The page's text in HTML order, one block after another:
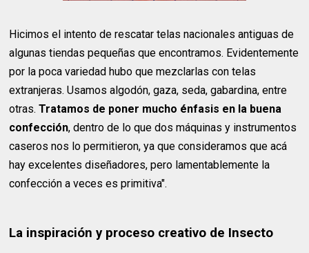
Hicimos el intento de rescatar telas nacionales antiguas de
algunas tiendas pequeñas que encontramos. Evidentemente
por la poca variedad hubo que mezclarlas con telas
extranjeras. Usamos algodón, gaza, seda, gabardina, entre
otras.Tratamos de poner mucho énfasis en la buena
confección, dentro de lo que dos máquinas y instrumentos
caseros nos lo permitieron, ya que consideramos que acá
hay excelentes diseñadores, pero lamentablemente la
confección a veces es primitiva".
La inspiración y proceso creativo de Insecto